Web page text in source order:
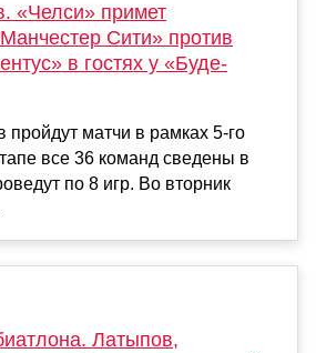
«Челси» примет
Сити» против
в гостях у «Буде-
пройдут матчи в рамках 5-го
все 36 команд сведены в
по 8 игр. Во вторник
Латыпов,